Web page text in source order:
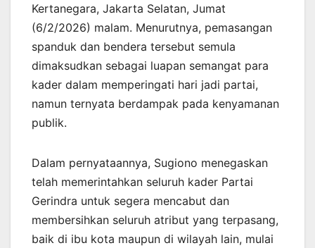
Kertanegara, Jakarta Selatan, Jumat
(6/2/2026) malam. Menurutnya, pemasangan
spanduk dan bendera tersebut semula
dimaksudkan sebagai luapan semangat para
kader dalam memperingati hari jadi partai,
namun ternyata berdampak pada kenyamanan
publik.
Dalam pernyataannya, Sugiono menegaskan
telah memerintahkan seluruh kader Partai
Gerindra untuk segera mencabut dan
membersihkan seluruh atribut yang terpasang,
baik di ibu kota maupun di wilayah lain, mulai